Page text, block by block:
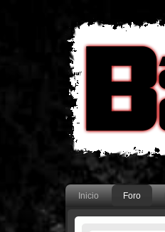
Inicio Foro